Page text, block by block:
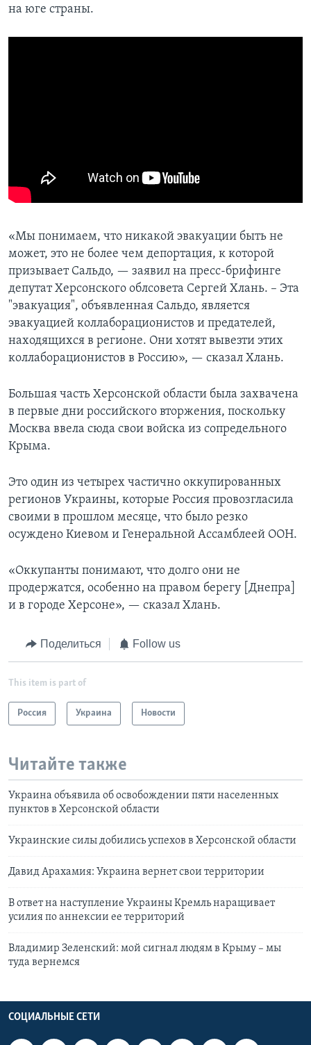
на юге страны.
«Мы понимаем, что никакой эвакуации быть не
может, это не более чем депортация, к которой
призывает Сальдо, — заявил на пресс-брифинге
депутат Херсонского облсовета Сергей Хлань. – Эта
"эвакуация", объявленная Сальдо, является
эвакуацией коллаборационистов и предателей,
находящихся в регионе. Они хотят вывезти этих
коллаборационистов в Россию», — сказал Хлань.
Большая часть Херсонской области была захвачена
в первые дни российского вторжения, поскольку
Москва ввела сюда свои войска из сопредельного
Крыма.
Это один из четырех частично оккупированных
регионов Украины, которые Россия провозгласила
своими в прошлом месяце, что было резко
осуждено Киевом и Генеральной Ассамблеей ООН.
«Оккупанты понимают, что долго они не
продержатся, особенно на правом берегу [Днепра]
и в городе Херсоне», — сказал Хлань.
Поделиться Follow us
This item is part of
Россия Украина Новости
Читайте также
Украина объявила об освобождении пяти населенных
пунктов в Херсонской области
Украинские силы добились успехов в Херсонской области
Давид Арахамия: Украина вернет свои территории
В ответ на наступление Украины Кремль наращивает
усилия по аннексии ее территорий
Владимир Зеленский: мой сигнал людям в Крыму – мы
туда вернемся
СОЦИАЛЬНЫЕ СЕТИ